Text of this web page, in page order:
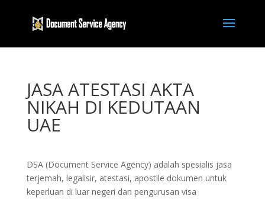
JASA ATESTASI AKTA
NIKAH DI KEDUTAAN
UAE
DSA (Document Service Agency) adalah spesialis jasa
terjemah, legalisir, atestasi, apostile dokumen untuk
keperluan di luar negeri dan pengurusan visa